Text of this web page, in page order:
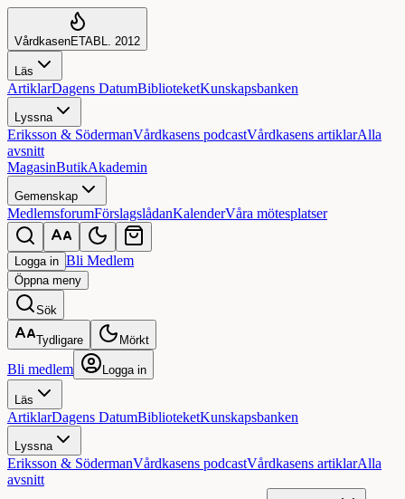
VårdkasenETABL. 2012
Läs
ArtiklarDagens DatumBiblioteketKunskapsbanken
Lyssna
Eriksson & SödermanVårdkasens podcastVårdkasens artiklarAlla
avsnitt
MagasinButikAkademin
Gemenskap
MedlemsforumFörslagslådanKalenderVåra mötesplatser
Logga in Bli Medlem
Öppnameny
Sök
Tydligare Mörkt
Bli medlem Logga in
Läs
ArtiklarDagens DatumBiblioteketKunskapsbanken
Lyssna
Eriksson & SödermanVårdkasens podcastVårdkasens artiklarAlla
avsnitt